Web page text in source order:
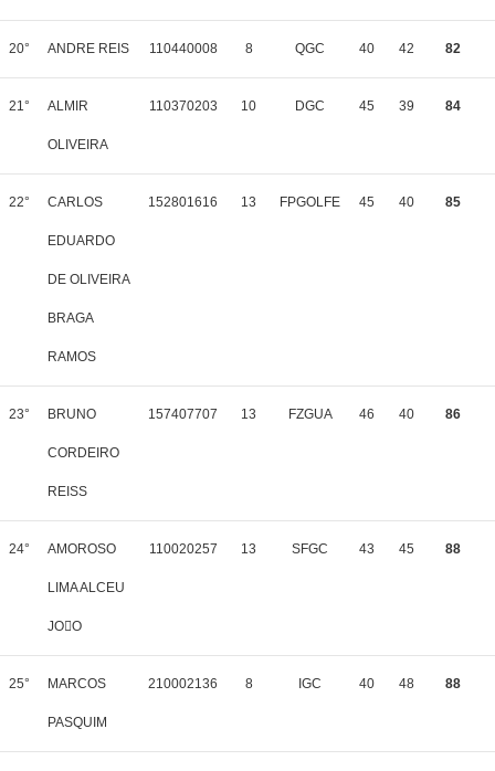
20° ANDRE REIS 110440008 8 QGC 40 42 82
21° ALMIR
OLIVEIRA
110370203 10 DGC 45 39 84
22° CARLOS
EDUARDO
DE OLIVEIRA
BRAGA
RAMOS
152801616 13 FPGOLFE 45 40 85
23° BRUNO
CORDEIRO
REISS
157407707 13 FZGUA 46 40 86
24° AMOROSO
LIMA ALCEU
JOO
110020257 13 SFGC 43 45 88
25° MARCOS
PASQUIM
210002136 8 IGC 40 48 88